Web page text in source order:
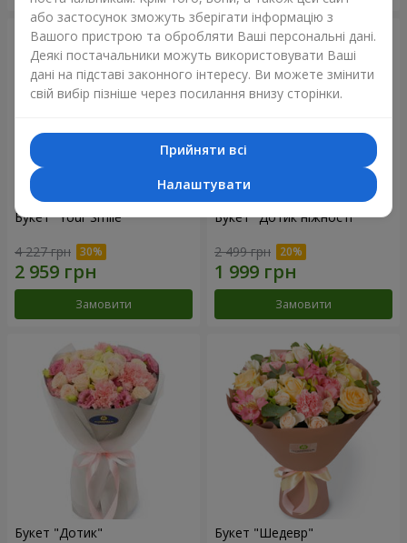
Букет "Your Smile"
4 227 грн
Замовити
Букет "Дотик ніжності"
2 499 грн
Замовити
Букет "Дотик" Букет "Шедевр"
або застосунок зможуть зберігати інформацію з
Вашого пристрою та обробляти Ваші персональні дані.
Деякі постачальники можуть використовувати Ваші
дані на підставі законного інтересу. Ви можете змінити
свій вибір пізніше через посилання внизу сторінки.
Прийняти всі
Налаштувати